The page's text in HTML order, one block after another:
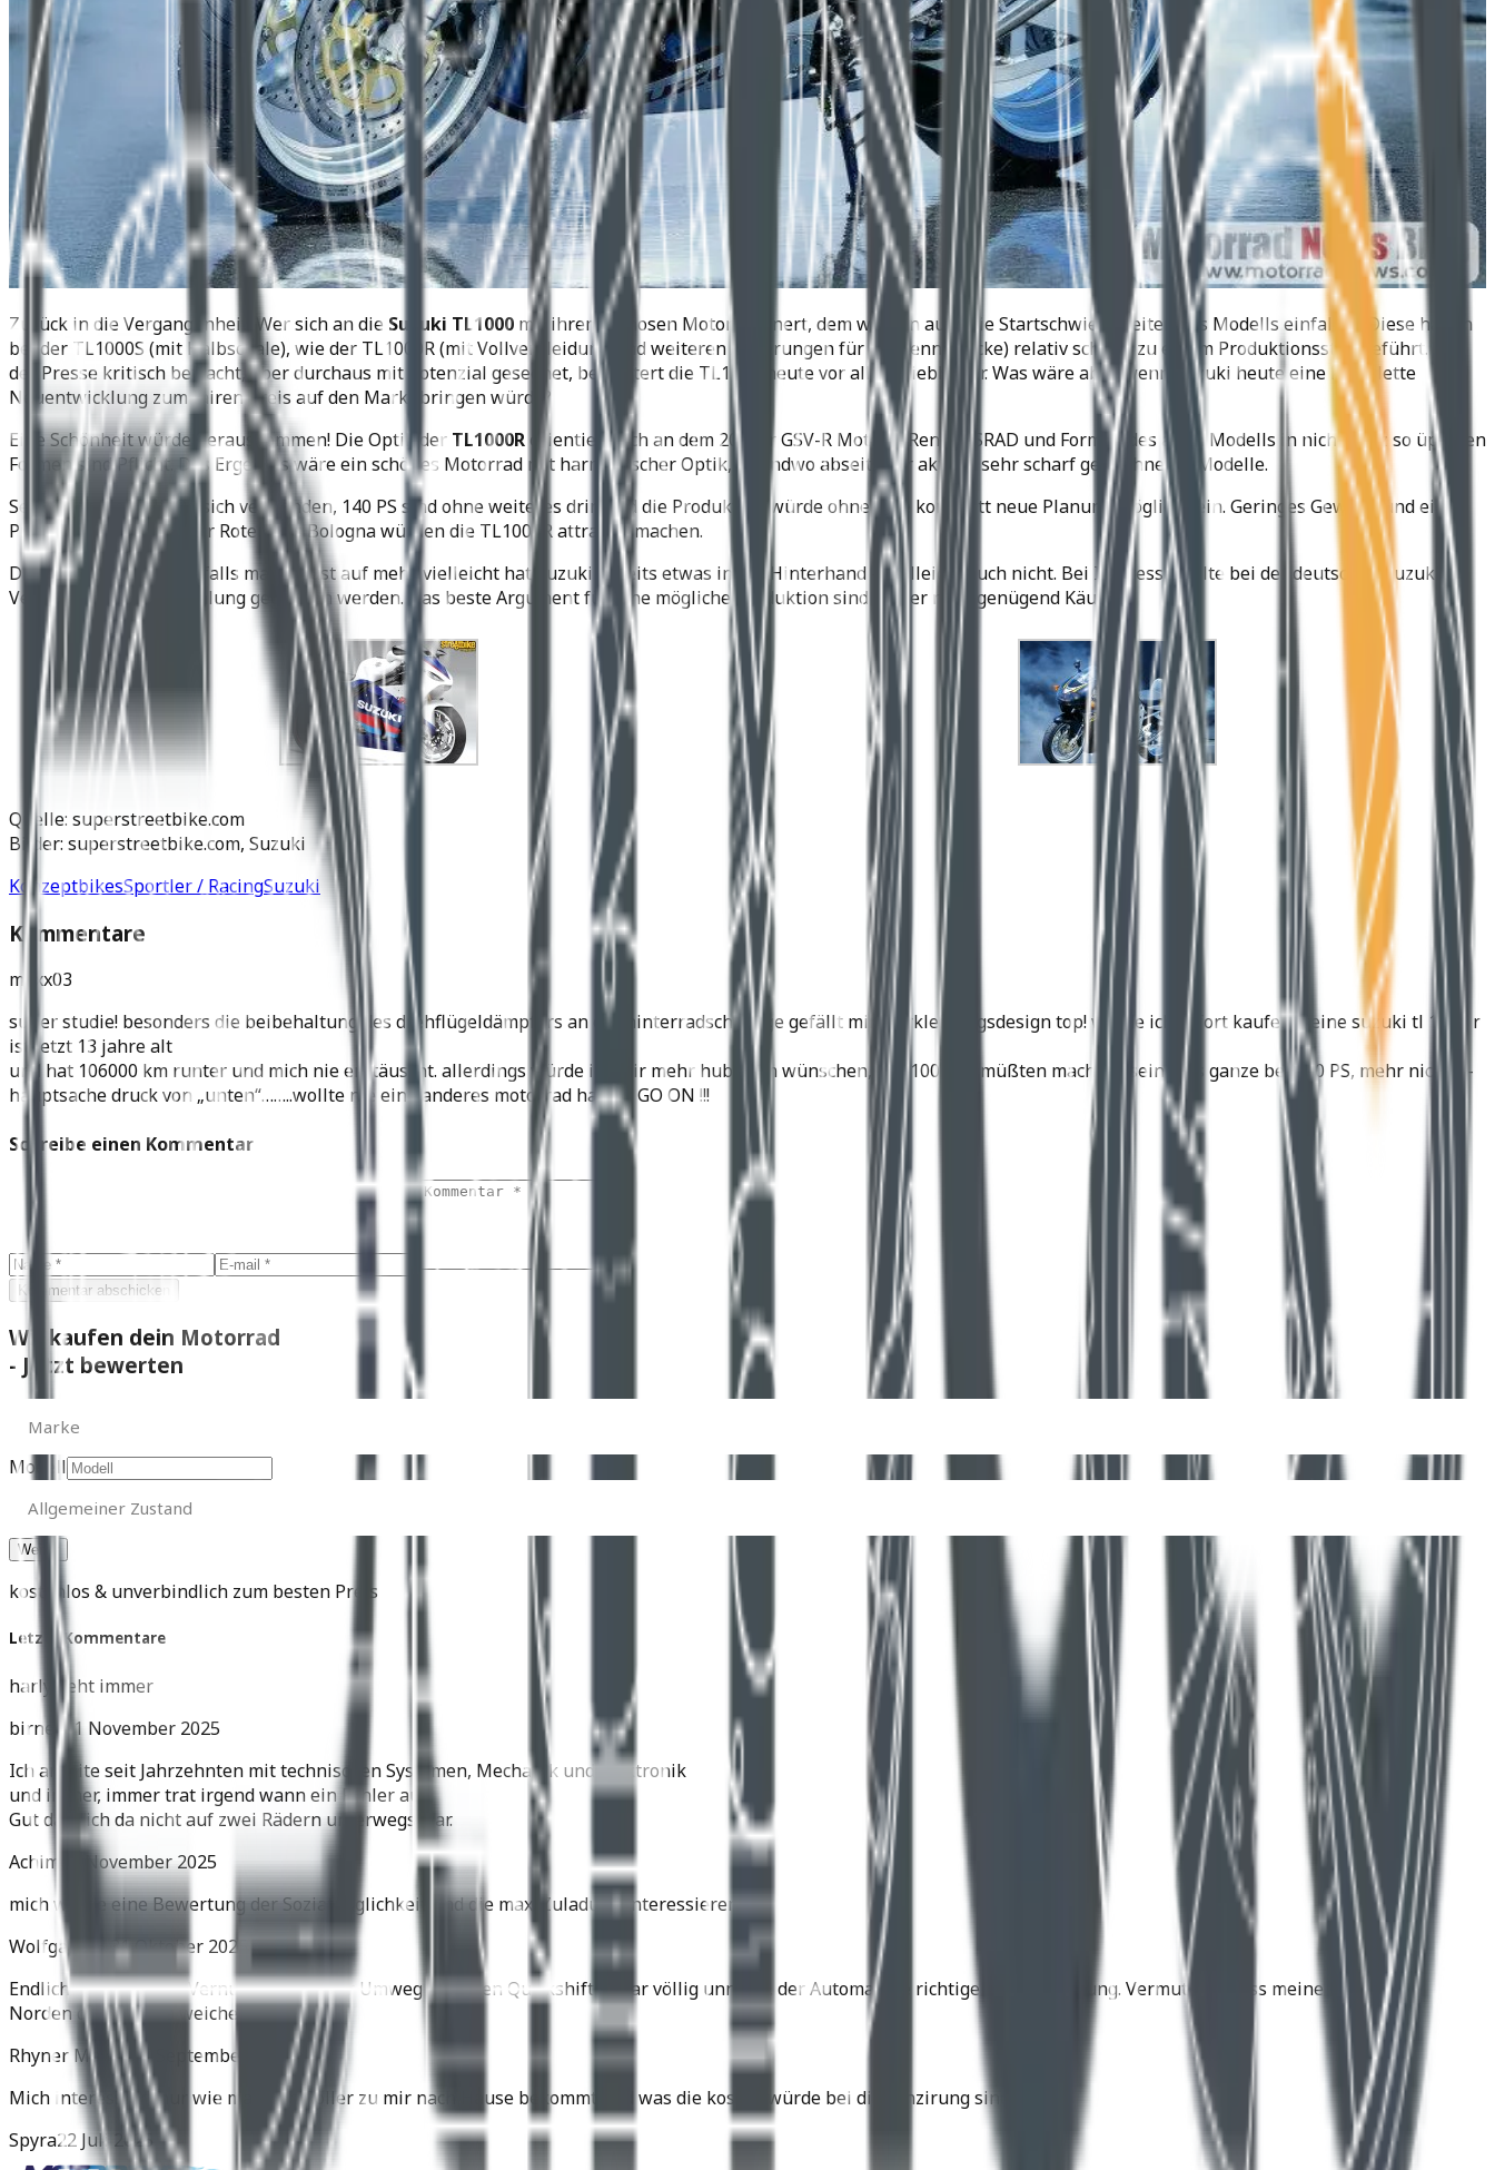
Zurück in die Vergangenheit: Wer sich an die Suzuki TL1000 mit ihrem famosen Motor erinnert, dem werden auch die Startschwierigkeiten des Modells einfallen. Diese haben
bei der TL1000S (mit Halbschale), wie der TL1000R (mit Vollverkleidung und weiteren Änderungen für die Rennstrecke) relativ schnell zu einem Produktionsstop geführt. Von
der Presse kritisch betracht, aber durchaus mit Potenzial gesegnet, begeistert die TL1000 heute vor allem Liebhaber. Was wäre aber, wenn Suzuki heute eine komplette
Neuentwicklung zum fairen Preis auf den Markt bringen würde?
Eine Schönheit würde herauskommen! Die Optik der TL1000R orientiert sich an dem 2005er GSV-R MotoGP Renner. SRAD und Formen des alten Modells in nicht ganz so üppigen
Formen sind Pflicht. Das Ergebnis wäre ein schönes Motorrad mit harmonischer Optik, irgendwo abseits der aktuell sehr scharf gezeichneten Modelle.
Selbst der Motor ließe sich verwenden, 140 PS sind ohne weiteres drin und die Produktion würde ohne eine komplett neue Planung möglich sein. Geringes Gewicht und ein
Preis weit unterhalb der Roten aus Bologna würden die TL1000R attraktiv machen.
Die Fotomontage jedenfalls macht Lust auf mehr, vielleicht hat Suzuki bereits etwas in der Hinterhand – vielleicht auch nicht. Bei Interesse sollte bei der deutschen Suzuki
Vertretung auf Tuchfühlung gegangen werden. Das beste Argument für eine mögliche Produktion sind immer noch genügend Käufer.
Quelle: superstreetbike.com
Bilder: superstreetbike.com, Suzuki
KonzeptbikesSportler / RacingSuzuki
Kommentare
maxx03
super studie! besonders die beibehaltung des drehflügeldämpfers an der hinterradschwinge gefällt mir! Verkleidungsdesign top! würde ich sofort kaufen.meine suzuki tl 1000 r
ist jetzt 13 jahre alt
und hat 106000 km runter und mich nie enttäuscht. allerdings würde ich mir mehr hubraum wünschen, so 1100 ccm müßten machbar sein- das ganze bei 150 PS, mehr nicht —
hauptsache druck von „unten“……..wollte nie eine anderes motorrad haben: GO ON !!!
Schreibe einen Kommentar
Kommentar abschicken
Wir kaufen dein Motorrad
- Jetzt bewerten
Marke
Modell
Zustand
Allgemeiner Zustand
kostenlos & unverbindlich zum besten Preis
Letzte Kommentare
harly geht immer
birnes11 November 2025
Ich arbeite seit Jahrzehnten mit technischen Systemen, Mechanik und Elektronik
und immer, immer trat irgend wann ein Fehler auf.
Gut dass ich da nicht auf zwei Rädern unterwegs war.
Achim
05 November 2025
mich würde eine Bewertung der Soziatauglichkeit und die max. Zuladung interessieren.
Wolfgang H.31 Oktober 2025
Endlich setzt sich die Vernunft durch. Der Umweg über den Quickshifter war völlig unnötig, der Automat die richtige Zukunftslösung. Vermutlich muss meine Husqvarna
Norden der Yamaha weichen.
Rhyner Martin 11 September 2025
Mich interessiert nur wie man den Roller zu mir nach Hause bekommt und was die kosten würde bei dir Fünzirung sind .
Spyra22 Juli 2025